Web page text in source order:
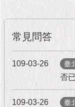
市
政
資
料
發
常見問答
109-03-26 臺
否
109-03-26 臺